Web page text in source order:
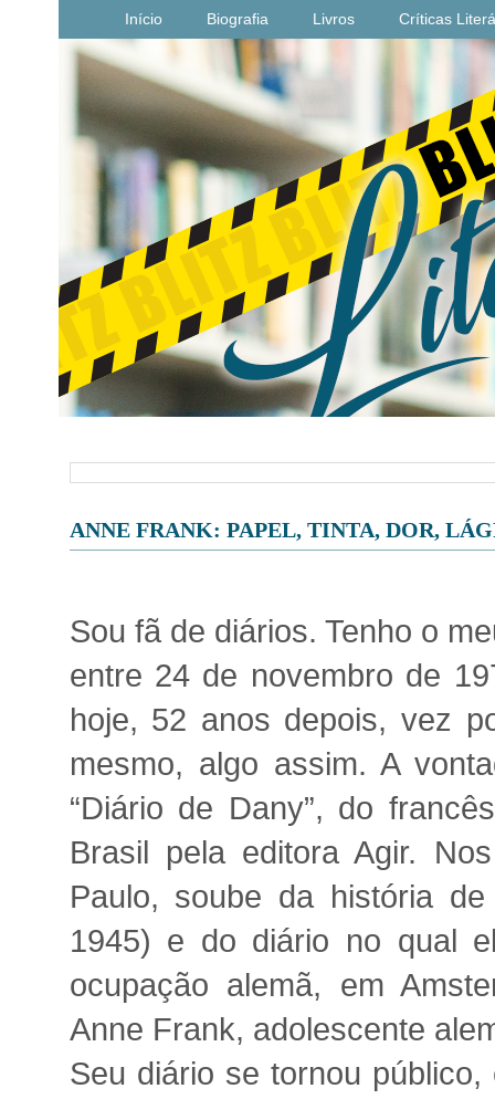
Início Biografia Livros Críticas
ANNE FRANK: PAPEL, TINTA, DOR,
Sou fã de diários. Tenho o
entre 24 de novembro de
hoje, 52 anos depois, vez
mesmo, algo assim. A
“Diário de Dany”, do
Brasil pela editora Agir.
Paulo, soube da história
1945) e do diário no qual
ocupação alemã, em
Anne Frank, adolescente
Seu diário se tornou